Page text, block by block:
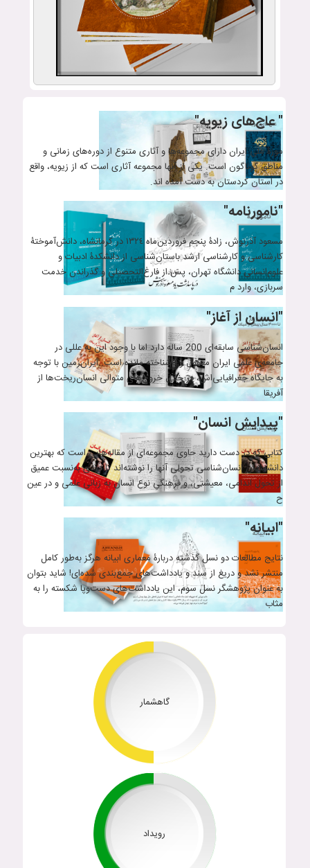
" عاج‌های زیویه"
موزۀ ملی ایران دارای مجموعه‌ها و آثاری متنوع از دوره‌های زمانی و
مناطق گوناگون است. یکی از آنها مجموعه‌ آثاری است که از زیویه، واقع
در استان کردستان به دست آمده اند.
"نامورنامه"
مسعود آذرنوش، زادۀ پنجم فروردین‌ماه ١٣٢٤ در کرمانشاه، دانش‌آموختۀ
کارشناسی و کارشناسی ارشد باستان‌شناسی از دانشکدۀ ادبیات و
علوم‌انسانی دانشگاه تهران، پس از فارغ‌التحصیلی و گذراندن خدمت
سربازی، وارد م
"انسان از آغاز"
انسان‌شناسی سابقه‌ای 200 ساله دارد اما با وجود این به عللی در
جامعه‌ی علمی ایران مغفول و ناشناخته مانده است. ایران‌زمین با توجه
به جایگاه جغرافیایی‌اش، در خلال خروج‌های متوالی انسان‌ریخت‌ها از
آفریقا
"پیدایش انسان"
کتابی که در دست دارید حاوی مجموعه‌ای از مقاله‌هایی است که بهترین
دانشمندان انسان‌شناسی تحولی آنها را نوشته‌اند تا دیدی به‌نسبت عمیق
از تحول اندامی، معیشتی، و فرهنگیِ نوع انسان به زبانی علمی و در عین
ح
"ابیانه"
نتایج مطالعات دو نسل گذشته دربارۀ معماری ابیانه هرگز به‌طور کامل
منتشر نشد و دریغ از سند و یادداشت‌های جمع‌بندی شده‌ای! شاید بتوان
به عنوان پژوهشگر نسل سوم، این یادداشت‌های دست‌وپا شکسته را به
مثاب
گاهشمار
رویداد